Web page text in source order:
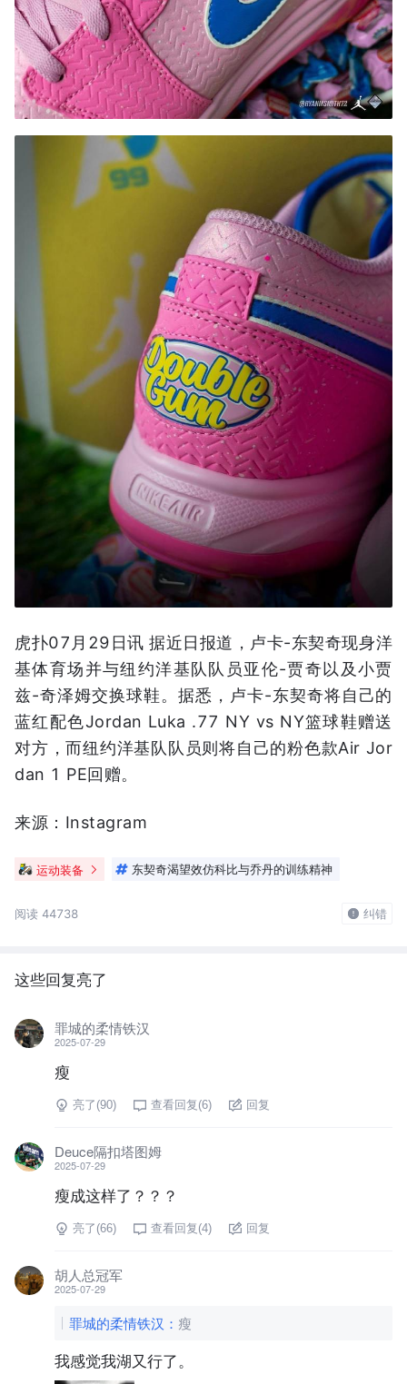
虎扑07月29日讯 据近日报道，卢卡-东契奇现身洋
基体育场并与纽约洋基队队员亚伦-贾奇以及小贾
兹-奇泽姆交换球鞋。据悉，卢卡-东契奇将自己的
蓝红配色Jordan Luka .77 NY vs NY篮球鞋赠送
对方，而纽约洋基队队员则将自己的粉色款Air Jor
dan 1 PE回赠。
来源：Instagram
运动装备 东契奇渴望效仿科比与乔丹的训练精神
阅读 44738 纠错
这些回复亮了
罪城的柔情铁汉
2025-07-29
瘦
亮了(90) 查看回复(6) 回复
Deuce隔扣塔图姆
2025-07-29
瘦成这样了？？？
亮了(66) 查看回复(4) 回复
胡人总冠军
2025-07-29
罪城的柔情铁汉 ： 瘦
我感觉我湖又行了。